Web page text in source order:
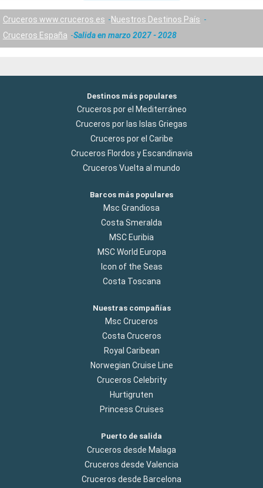
Cruceros www.cruceros.es
Nuestros Destinos País
Cruceros España
Salida en marzo 2027 - 2028
Destinos más populares
Cruceros por el Mediterráneo
Cruceros por las Islas Griegas
Cruceros por el Caribe
Cruceros Flordos y Escandinavia
Cruceros Vuelta al mundo
Barcos más populares
Msc Grandiosa
Costa Smeralda
MSC Euribia
MSC World Europa
Icon of the Seas
Costa Toscana
Nuestras compañías
Msc Cruceros
Costa Cruceros
Royal Caribean
Norwegian Cruise Line
Cruceros Celebrity
Hurtigruten
Princess Cruises
Puerto de salida
Cruceros desde Malaga
Cruceros desde Valencia
Cruceros desde Barcelona